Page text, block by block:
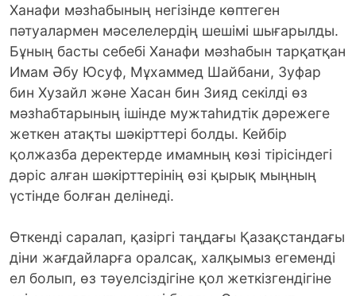
Ханафи мәзһабының негізінде көптеген
пәтуалармен мәселелердің шешімі шығарылды.
Бұның басты себебі Ханафи мәзһабын тарқатқан
Имам Əбу Юсуф, Мұхаммед Шайбани, Зуфар
бин Хузайл жəне Хасан бин Зияд секілді өз
мәзһабтарының ішінде мужтаһидтік дәрежеге
жеткен атақты шəкірттері болды. Кейбір
қолжазба деректерде имамның көзі тірісіндегі
дәріс алған шәкірттерінің өзі қырық мыңның
үстінде болған делінеді.
Өткенді саралап, қазіргі таңдағы Қазақстандағы
діни жағдайларға оралсақ, халқымыз егеменді
ел болып, өз тәуелсіздігіне қол жеткізгендігіне